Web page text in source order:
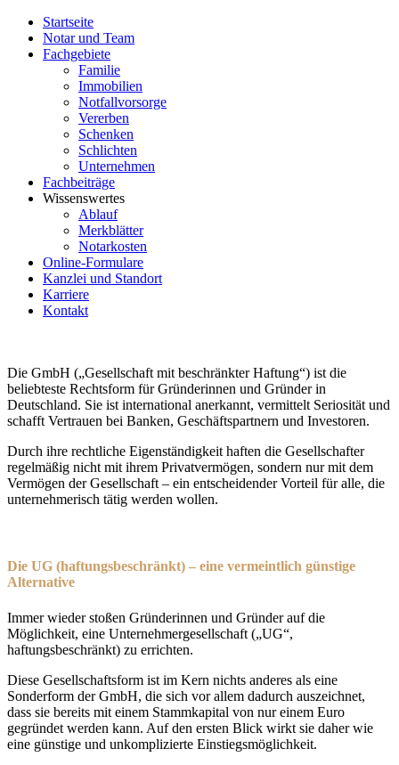
Startseite
Notar und Team
Fachgebiete
Familie
Immobilien
Notfallvorsorge
Vererben
Schenken
Schlichten
Unternehmen
Fachbeiträge
Wissenswertes
Ablauf
Merkblätter
Notarkosten
Online-Formulare
Kanzlei und Standort
Karriere
Kontakt
Die GmbH („Gesellschaft mit beschränkter Haftung“) ist die
beliebteste Rechtsform für Gründerinnen und Gründer in
Deutschland. Sie ist international anerkannt, vermittelt Seriosität und
schafft Vertrauen bei Banken, Geschäftspartnern und Investoren.
Durch ihre rechtliche Eigenständigkeit haften die Gesellschafter
regelmäßig nicht mit ihrem Privatvermögen, sondern nur mit dem
Vermögen der Gesellschaft – ein entscheidender Vorteil für alle, die
unternehmerisch tätig werden wollen.
Die UG (haftungsbeschränkt) – eine vermeintlich günstige
Alternative
Immer wieder stoßen Gründerinnen und Gründer auf die
Möglichkeit, eine Unternehmergesellschaft („UG“,
haftungsbeschränkt) zu errichten.
Diese Gesellschaftsform ist im Kern nichts anderes als eine
Sonderform der GmbH, die sich vor allem dadurch auszeichnet,
dass sie bereits mit einem Stammkapital von nur einem Euro
gegründet werden kann. Auf den ersten Blick wirkt sie daher wie
eine günstige und unkomplizierte Einstiegsmöglichkeit.